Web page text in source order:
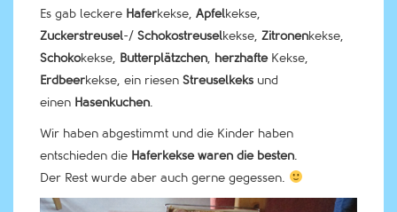
Es gab leckere Haferkekse, Apfelkekse,
Zuckerstreusel-/ Schokostreuselkekse, Zitronenkekse,
Schokokekse, Butterplätzchen, herzhafte Kekse,
Erdbeerkekse, ein riesen Streuselkeks und
einen Hasenkuchen.
Wir haben abgestimmt und die Kinder haben
entschieden die Haferkekse waren die besten.
Der Rest wurde aber auch gerne gegessen.